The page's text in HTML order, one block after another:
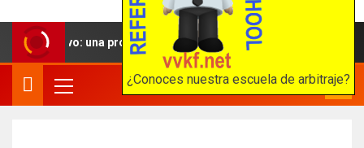
¿Conoces nuestra escuela de arbitraje?
una propuesta para reforzar la independencia arbitral